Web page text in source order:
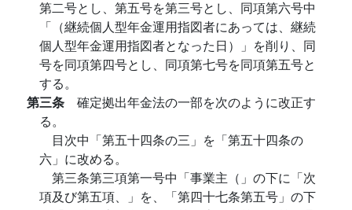
第二号とし、第五号を第三号とし、同項第六号中
「（継続個人型年金運用指図者にあっては、継続
個人型年金運用指図者となった日）」を削り、同
号を同項第四号とし、同項第七号を同項第五号と
する。
第三条 確定拠出年金法の一部を次のように改正す
る。
目次中「第五十四条の三」を「第五十四条の
六」に改める。
第三条第三項第一号中「事業主（」の下に「次
項及び第五項、」を、「第四十七条第五号」の下